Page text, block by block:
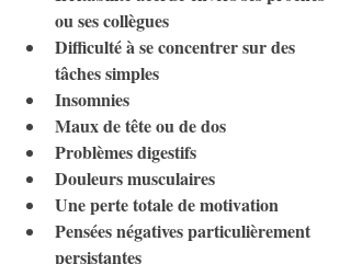
ou ses collègues
Difficulté à se concentrer sur des
tâches simples
Insomnies
Maux de tête ou de dos
Problèmes digestifs
Douleurs musculaires
Une perte totale de motivation
Pensées négatives particulièrement
persistantes